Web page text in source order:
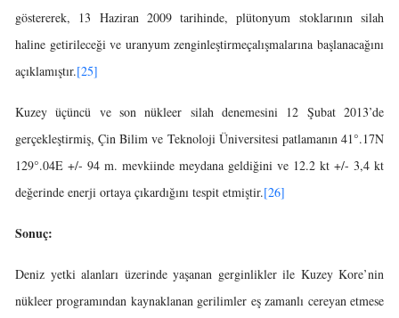
göstererek, 13 Haziran 2009 tarihinde, plütonyum stoklarının silah
haline getirileceği ve uranyum zenginleştirmeçalışmalarına başlanacağını
açıklamıştır.[25]
Kuzey üçüncü ve son nükleer silah denemesini 12 Şubat 2013’de
gerçekleştirmiş, Çin Bilim ve Teknoloji Üniversitesi patlamanın 41°.17N
129°.04E +/- 94 m. mevkiinde meydana geldiğini ve 12.2 kt +/- 3,4 kt
değerinde enerji ortaya çıkardığını tespit etmiştir.[26]
Sonuç:
Deniz yetki alanları üzerinde yaşanan gerginlikler ile Kuzey Kore’nin
nükleer programından kaynaklanan gerilimler eş zamanlı cereyan etmese